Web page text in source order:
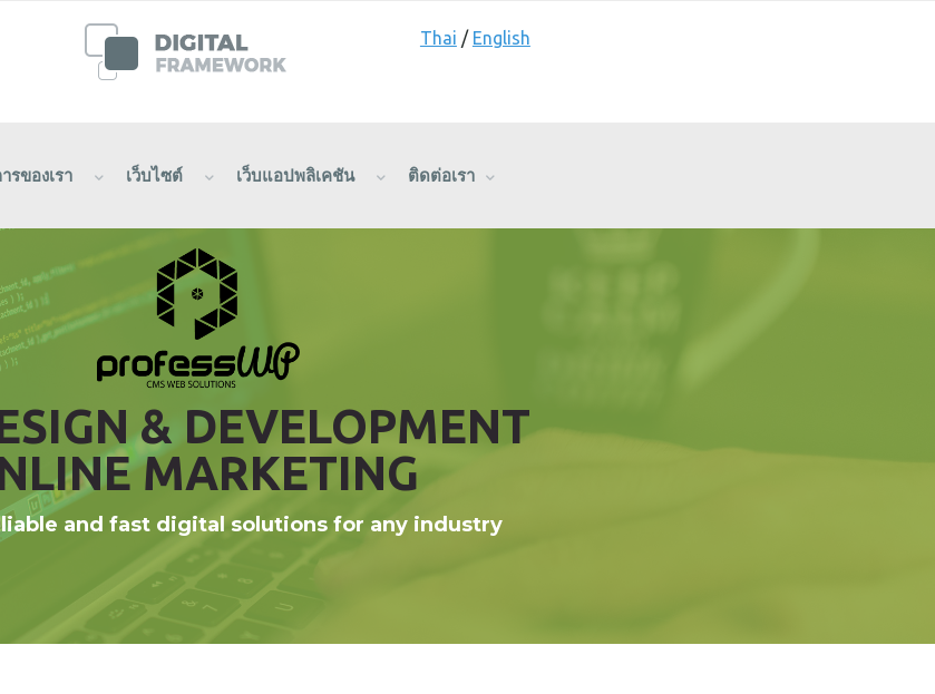
Thai / English
รของเรา เว็บไซต์ เว็บแอปพลิเคชัน ติดต่อเรา
& DEVELOPMENT
MARKETING
and fast digital solutions for any industry